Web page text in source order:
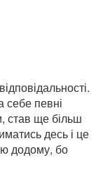
певні
став ще більш
десь і це
додому, бо